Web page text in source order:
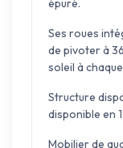
épuré.
Ses roues
de pivoter à
soleil à
Structure
disponible en
Mobilier de